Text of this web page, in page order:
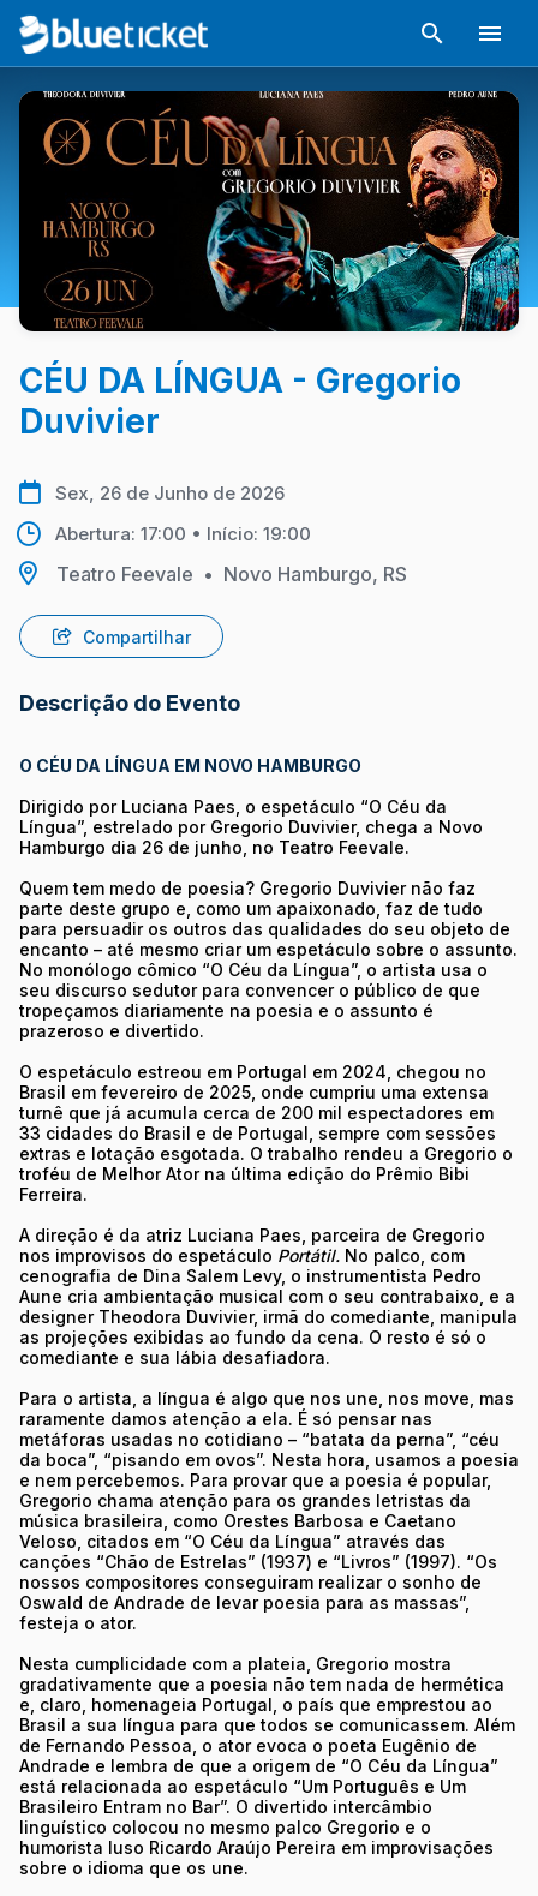
CÉU DA LÍNGUA - Gregorio
Duvivier
Sex, 26 de Junho de 2026
Abertura: 17:00 • Início: 19:00
Teatro Feevale • Novo Hamburgo, RS
Compartilhar
Descrição do Evento
O CÉU DA LÍNGUA EM NOVO HAMBURGO
Dirigido por Luciana Paes, o espetáculo “O Céu da
Língua”, estrelado por Gregorio Duvivier, chega a Novo
Hamburgo dia 26 de junho, no Teatro Feevale.
Quem tem medo de poesia? Gregorio Duvivier não faz
parte deste grupo e, como um apaixonado, faz de tudo
para persuadir os outros das qualidades do seu objeto de
encanto – até mesmo criar um espetáculo sobre o assunto.
No monólogo cômico “O Céu da Língua”, o artista usa o
seu discurso sedutor para convencer o público de que
tropeçamos diariamente na poesia e o assunto é
prazeroso e divertido.
O espetáculo estreou em Portugal em 2024, chegou no
Brasil em fevereiro de 2025, onde cumpriu uma extensa
turnê que já acumula cerca de 200 mil espectadores em
33 cidades do Brasil e de Portugal, sempre com sessões
extras e lotação esgotada. O trabalho rendeu a Gregorio o
troféu de Melhor Ator na última edição do Prêmio Bibi
Ferreira.
A direção é da atriz Luciana Paes, parceira de Gregorio
nos improvisos do espetáculo Portátil. No palco, com
cenografia de Dina Salem Levy, o instrumentista Pedro
Aune cria ambientação musical com o seu contrabaixo, e a
designer Theodora Duvivier, irmã do comediante, manipula
as projeções exibidas ao fundo da cena. O resto é só o
comediante e sua lábia desafiadora.
Para o artista, a língua é algo que nos une, nos move, mas
raramente damos atenção a ela. É só pensar nas
metáforas usadas no cotidiano – “batata da perna”, “céu
da boca”, “pisando em ovos”. Nesta hora, usamos a poesia
e nem percebemos. Para provar que a poesia é popular,
Gregorio chama atenção para os grandes letristas da
música brasileira, como Orestes Barbosa e Caetano
Veloso, citados em “O Céu da Língua” através das
canções “Chão de Estrelas” (1937) e “Livros” (1997). “Os
nossos compositores conseguiram realizar o sonho de
Oswald de Andrade de levar poesia para as massas”,
festeja o ator.
Nesta cumplicidade com a plateia, Gregorio mostra
gradativamente que a poesia não tem nada de hermética
e, claro, homenageia Portugal, o país que emprestou ao
Brasil a sua língua para que todos se comunicassem. Além
de Fernando Pessoa, o ator evoca o poeta Eugênio de
Andrade e lembra de que a origem de “O Céu da Língua”
está relacionada ao espetáculo “Um Português e Um
Brasileiro Entram no Bar”. O divertido intercâmbio
linguístico colocou no mesmo palco Gregorio e o
humorista luso Ricardo Araújo Pereira em improvisações
sobre o idioma que os une.